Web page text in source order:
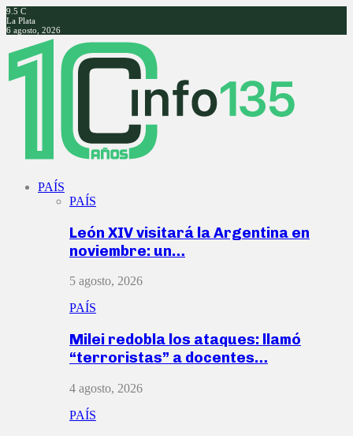
9.5 C
La Plata
6 agosto, 2026
Facebook
Twitter
Instagram
Youtube
PAÍS
PAÍS
León XIV visitará la Argentina en
noviembre: un…
5 agosto, 2026
PAÍS
Milei redobla los ataques: llamó
“terroristas” a docentes…
4 agosto, 2026
PAÍS